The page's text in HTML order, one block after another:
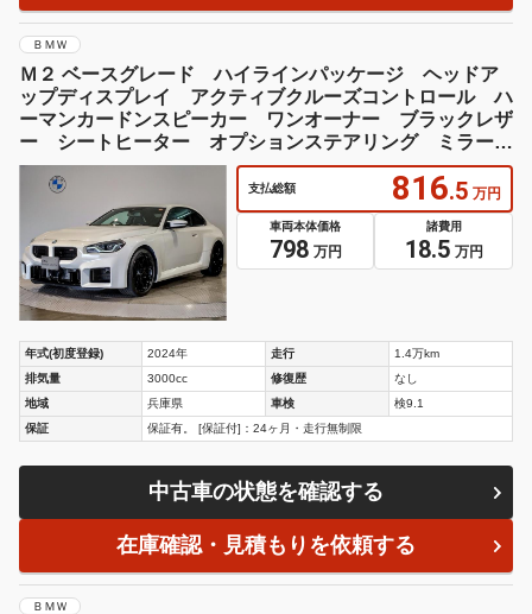
ＢＭＷ
Ｍ２ ベースグレード ハイラインパッケージ ヘッドア
ップディスプレイ アクティブクルーズコントロール ハ
ーマンカードンスピーカー ワンオーナー ブラックレザ
ー シートヒーター オプションステアリング ミラー内
蔵ＥＴＣ ブラックレザーシート
支払総額 816.5 万円
車両本体価格
798 万円
諸費用
18.5 万円
年式(初度登録) 2024年 走行
1.4万km
排気量
3000cc 修復歴
なし
地域
兵庫県 車検
検9.1
保証
保証有。 [保証付]：24ヶ月・走行無制限
中古車の状態を確認する
在庫確認・見積もりを依頼する
ＢＭＷ